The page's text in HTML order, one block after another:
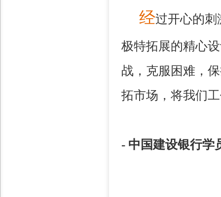
经过开心的刺
极特拓展的精心
战，克服困难，
拓市场，将我们
- 中国建设银行学